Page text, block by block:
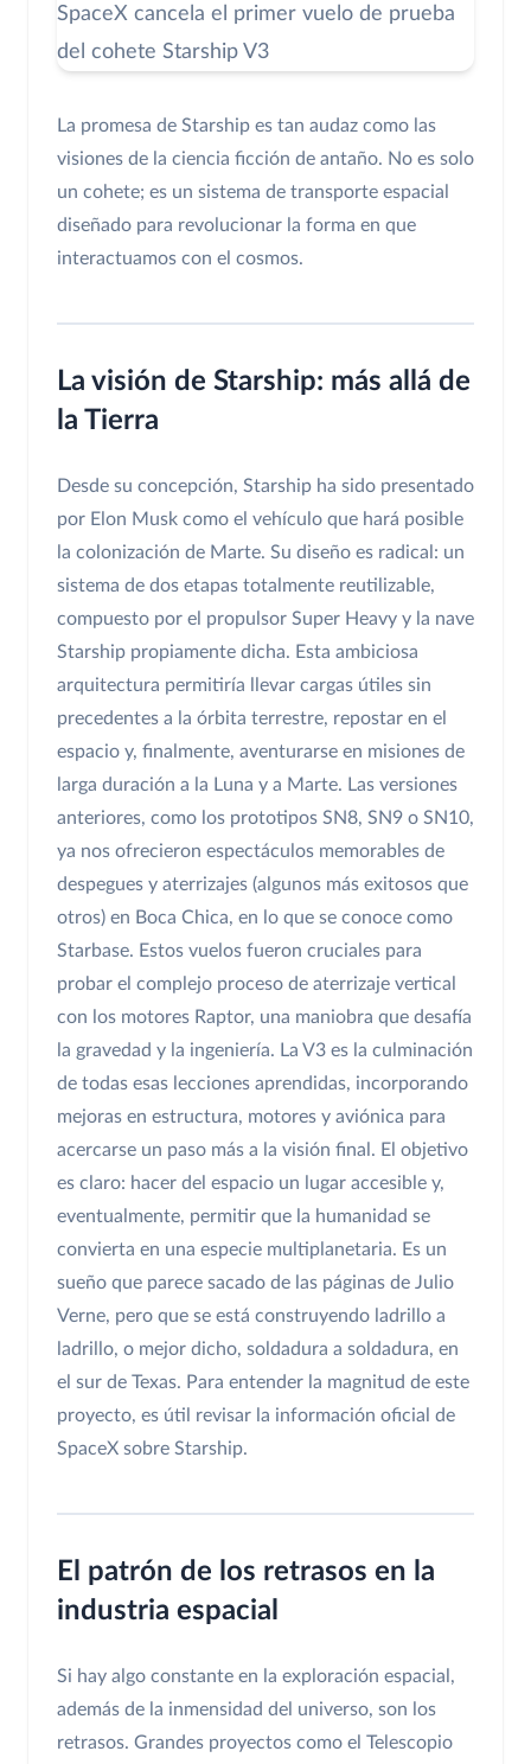
La promesa de Starship es tan audaz como las
visiones de la ciencia ficción de antaño. No es solo
un cohete; es un sistema de transporte espacial
diseñado para revolucionar la forma en que
interactuamos con el cosmos.
La visión de Starship: más allá de
la Tierra
Desde su concepción, Starship ha sido presentado
por Elon Musk como el vehículo que hará posible
la colonización de Marte. Su diseño es radical: un
sistema de dos etapas totalmente reutilizable,
compuesto por el propulsor Super Heavy y la nave
Starship propiamente dicha. Esta ambiciosa
arquitectura permitiría llevar cargas útiles sin
precedentes a la órbita terrestre, repostar en el
espacio y, finalmente, aventurarse en misiones de
larga duración a la Luna y a Marte. Las versiones
anteriores, como los prototipos SN8, SN9 o SN10,
ya nos ofrecieron espectáculos memorables de
despegues y aterrizajes (algunos más exitosos que
otros) en Boca Chica, en lo que se conoce como
Starbase. Estos vuelos fueron cruciales para
probar el complejo proceso de aterrizaje vertical
con los motores Raptor, una maniobra que desafía
la gravedad y la ingeniería. La V3 es la culminación
de todas esas lecciones aprendidas, incorporando
mejoras en estructura, motores y aviónica para
acercarse un paso más a la visión final. El objetivo
es claro: hacer del espacio un lugar accesible y,
eventualmente, permitir que la humanidad se
convierta en una especie multiplanetaria. Es un
sueño que parece sacado de las páginas de Julio
Verne, pero que se está construyendo ladrillo a
ladrillo, o mejor dicho, soldadura a soldadura, en
el sur de Texas. Para entender la magnitud de este
proyecto, es útil revisar la información oficial de
SpaceX sobre Starship.
El patrón de los retrasos en la
industria espacial
Si hay algo constante en la exploración espacial,
además de la inmensidad del universo, son los
retrasos. Grandes proyectos como el Telescopio